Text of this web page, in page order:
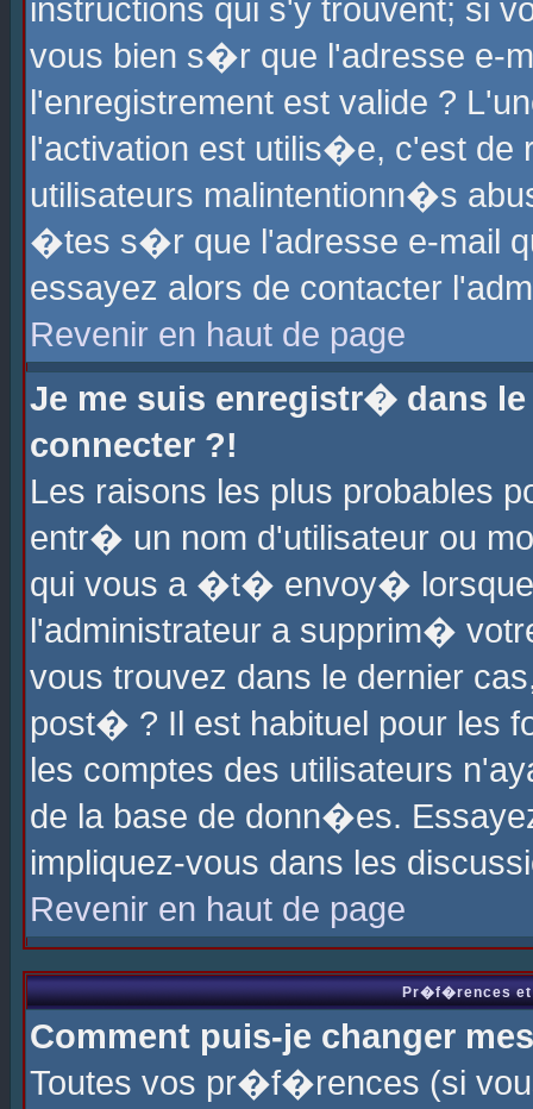
instructions qui s'y trouvent; si
vous bien s�r que l'adresse e-
l'enregistrement est valide ?
l'activation est utilis�e, c'est
utilisateurs malintentionn�s
�tes s�r que l'adresse e-mail
essayez alors de contacter
Revenir en haut de page
Je me suis enregistr� dans
connecter ?!
Les raisons les plus probables
entr� un nom d'utilisateur ou
qui vous a �t� envoy�
l'administrateur a supprim�
vous trouvez dans le dernier
post� ? Il est habituel pour les
les comptes des utilisateurs
de la base de donn�es.
impliquez-vous dans les
Revenir en haut de page
Pr�f�rences et
Comment puis-je changer
Toutes vos pr�f�rences (si